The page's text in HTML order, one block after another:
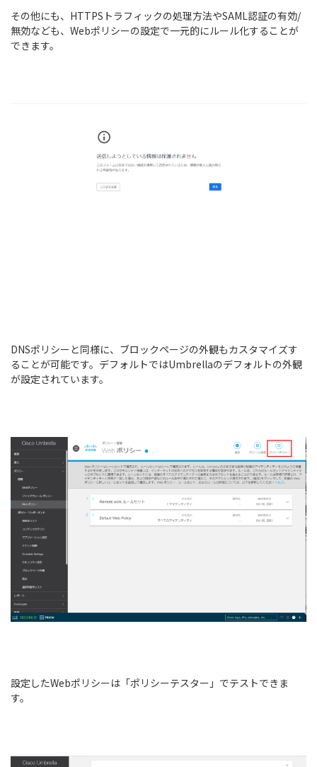
その他にも、HTTPSトラフィックの処理方法やSAML認証の有効/
無効なども、Webポリシーの設定で一元的にルール化することが
できます。
DNSポリシーと同様に、ブロックページの外観もカスタマイズす
ることが可能です。デフォルトではUmbrellaのデフォルトの外観
が設定されています。
設定したWebポリシーは「ポリシーテスター」でテストできま
す。